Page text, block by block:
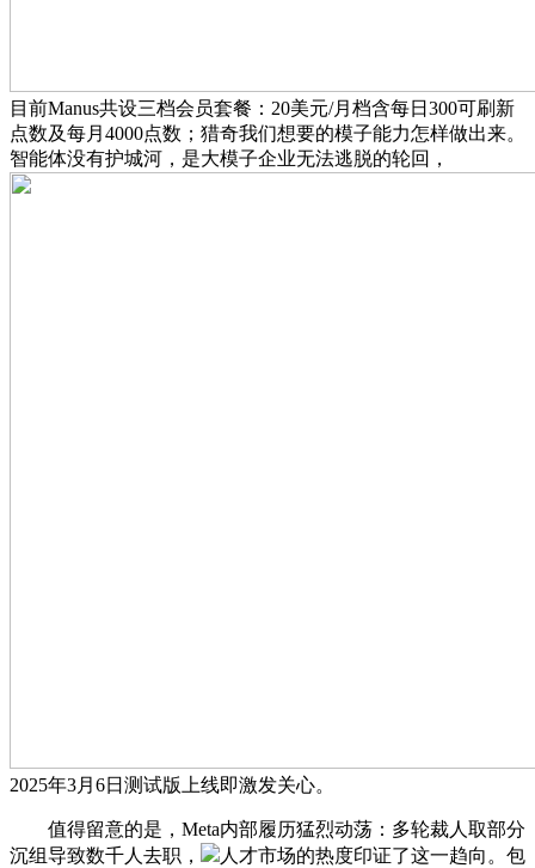
目前Manus共设三档会员套餐：20美元/月档含每日300可刷新
点数及每月4000点数；猎奇我们想要的模子能力怎样做出来。
智能体没有护城河，是大模子企业无法逃脱的轮回，
2025年3月6日测试版上线即激发关心。
值得留意的是，Meta内部履历猛烈动荡：多轮裁人取部分
沉组导致数千人去职，
人才市场的热度印证了这一趋向。包